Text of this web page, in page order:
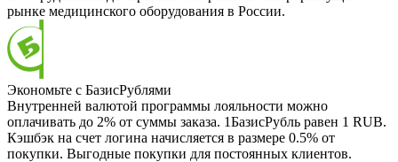
рынке медицинского оборудования в России.
Экономьте с БазисРублями
Внутренней валютой программы лояльности можно
оплачивать до 2% от суммы заказа. 1БазисРубль равен 1 RUB.
Кэшбэк на счет логина начисляется в размере 0.5% от
покупки. Выгодные покупки для постоянных клиентов.